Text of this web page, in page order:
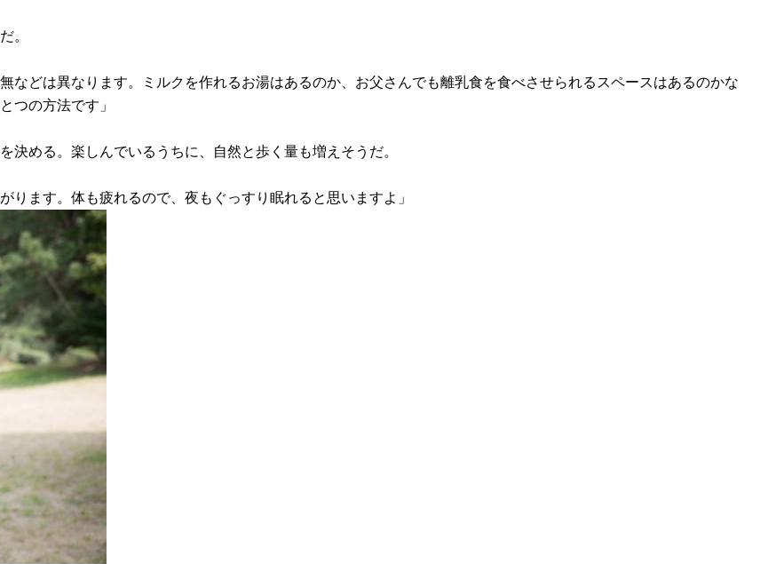
。
などは異なります。ミルクを作れるお湯はあるのか、お父さんでも離乳食を食べさせられるスペースはあるのかな
つの方法です」
決める。楽しんでいるうちに、自然と歩く量も増えそうだ。
ります。体も疲れるので、夜もぐっすり眠れると思いますよ」